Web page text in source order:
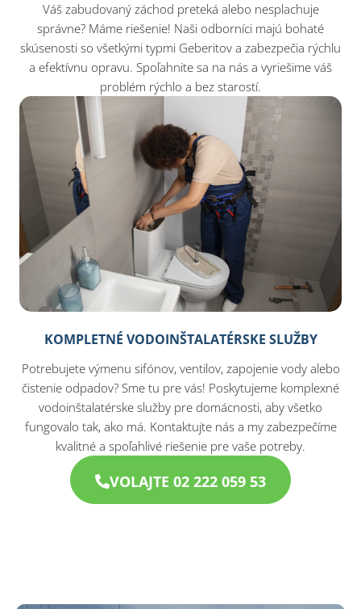
Váš zabudovaný záchod preteká alebo nesplachuje
správne? Máme riešenie! Naši odborníci majú bohaté
skúsenosti so všetkými typmi Geberitov a zabezpečia rýchlu
a efektívnu opravu. Spoľahnite sa na nás a vyriešime váš
problém rýchlo a bez starostí.
KOMPLETNÉ VODOINŠTALATÉRSKE SLUŽBY
Potrebujete výmenu sifónov, ventilov, zapojenie vody alebo
čistenie odpadov? Sme tu pre vás! Poskytujeme komplexné
vodoinštalatérske služby pre domácnosti, aby všetko
fungovalo tak, ako má. Kontaktujte nás a my zabezpečíme
kvalitné a spoľahlivé riešenie pre vaše potreby.
VOLAJTE 02 222 059 53